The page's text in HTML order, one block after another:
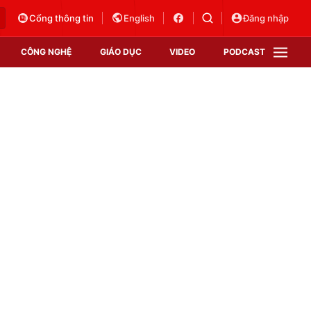
Cổng thông tin English Đăng nhập
CÔNG NGHỆ GIÁO DỤC VIDEO PODCAST